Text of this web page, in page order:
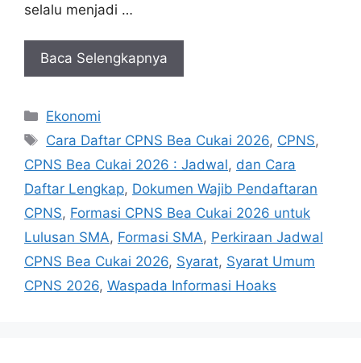
selalu menjadi …
Baca Selengkapnya
Kategori
Ekonomi
Tag
Cara Daftar CPNS Bea Cukai 2026, CPNS,
CPNS Bea Cukai 2026 : Jadwal, dan Cara
Daftar Lengkap, Dokumen Wajib Pendaftaran
CPNS, Formasi CPNS Bea Cukai 2026 untuk
Lulusan SMA, Formasi SMA, Perkiraan Jadwal
CPNS Bea Cukai 2026, Syarat, Syarat Umum
CPNS 2026, Waspada Informasi Hoaks